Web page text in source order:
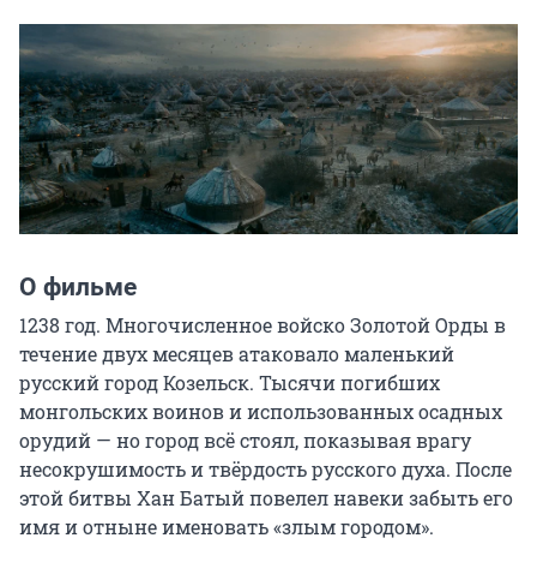
О фильме
1238 год. Многочисленное войско Золотой Орды в
течение двух месяцев атаковало маленький
русский город Козельск. Тысячи погибших
монгольских воинов и использованных осадных
орудий — но город всё стоял, показывая врагу
несокрушимость и твёрдость русского духа. После
этой битвы Хан Батый повелел навеки забыть его
имя и отныне именовать «злым городом».